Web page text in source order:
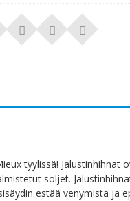
tyylissä! Jalustinhihnat
soljet.
estää venymistä ja